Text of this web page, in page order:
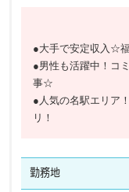
●大手で安定収入☆
●男性も活躍中！コ
事☆
●人気の名駅エリア
リ！
勤務地